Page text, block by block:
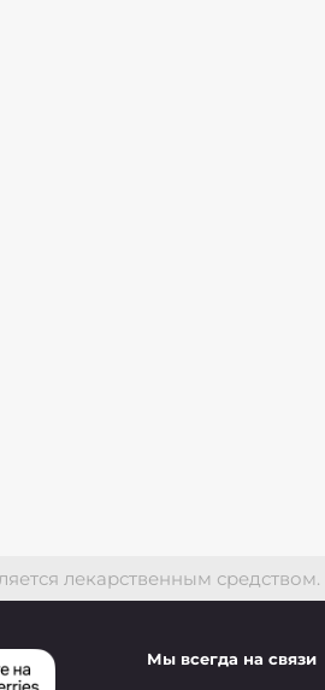
лекарственным средством.
Мы всегда на связи